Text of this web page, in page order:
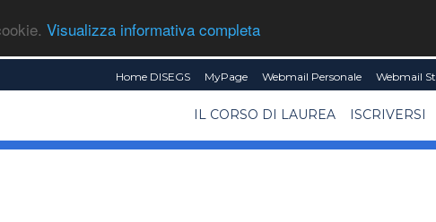
Visualizza informativa completa
Home DISEGS MyPage Webmail Personale Webmail
IL CORSO DI LAUREA ISCRIVERSI